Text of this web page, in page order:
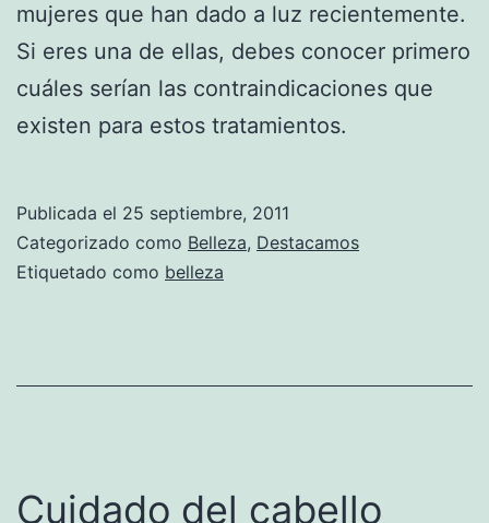
mujeres que han dado a luz recientemente.
Si eres una de ellas, debes conocer primero
cuáles serían las contraindicaciones que
existen para estos tratamientos.
Publicada el 25 septiembre, 2011
Categorizado como Belleza, Destacamos
Etiquetado como belleza
Cuidado del cabello